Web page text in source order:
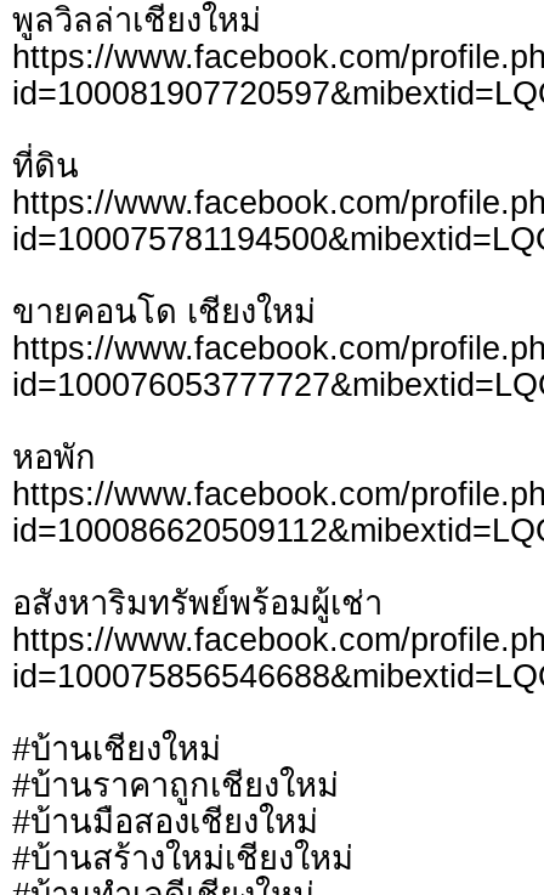
พูลวิลล่าเชียงใหม่
https://www.facebook.com/
ที่ดิน
https://www.facebook.com/
ขายคอนโด เชียงใหม่
https://www.facebook.com/
หอพัก
https://www.facebook.com/
อสังหาริมทรัพย์พร้อมผู้เช่า
https://www.facebook.com/
#บ้านเชียงใหม่
#บ้านราคาถูกเชียงใหม่
#บ้านมือสองเชียงใหม่
#บ้านสร้างใหม่เชียงใหม่